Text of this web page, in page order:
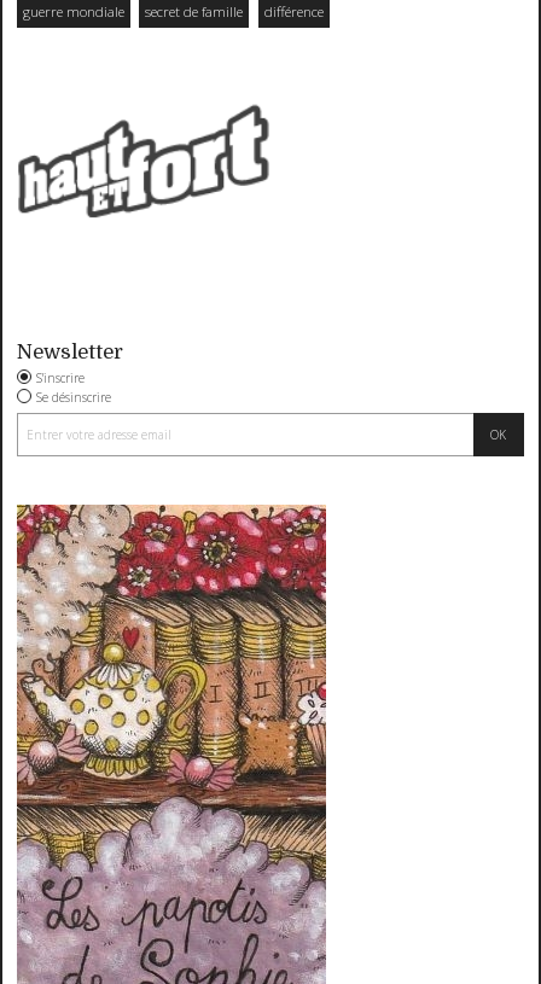
guerre mondiale secret de famille différence
Newsletter
S'inscrire
Se désinscrire